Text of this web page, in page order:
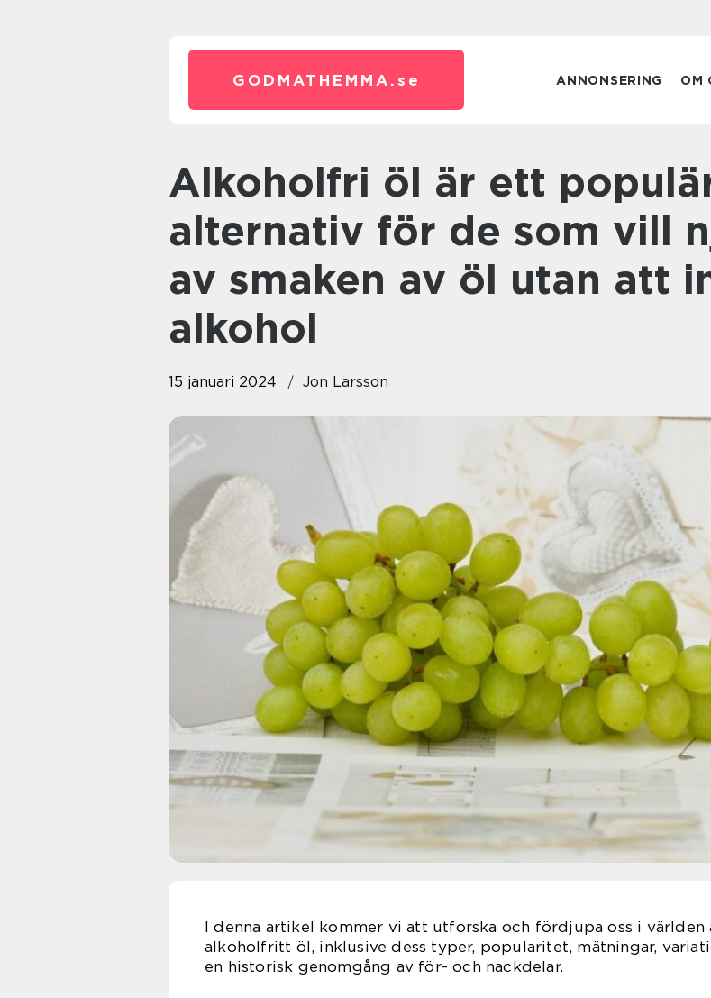
GODMATHEMMA. se ANNONSERING OM
Alkoholfri öl är ett populärt
alternativ för de som vill
av smaken av öl utan att
alkohol
15 januari 2024 Jon Larsson
I denna artikel kommer vi att utforska och fördjupa oss i världen
alkoholfritt öl, inklusive dess typer, popularitet, mätningar,
en historisk genomgång av för- och nackdelar.